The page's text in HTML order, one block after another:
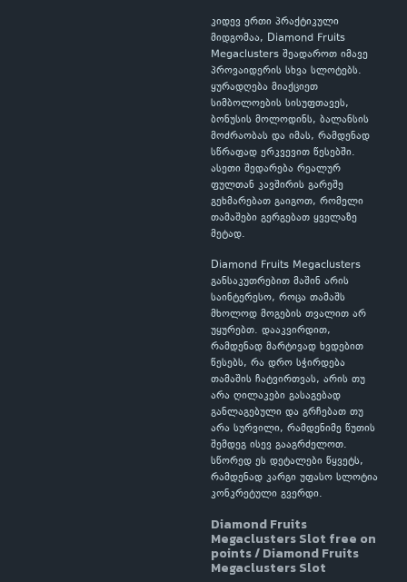
კიდევ ერთი პრაქტიკული
მიდგომაა, Diamond Fruits
Megaclusters შეადაროთ იმავე
პროვაიდერის სხვა სლოტებს.
ყურადღება მიაქციეთ
სიმბოლოების სისუფთავეს,
ბონუსის მოლოდინს, ბალანსის
მოძრაობას და იმას, რამდენად
სწრაფად ერკვევით წესებში.
ასეთი შედარება რეალურ
ფულთან კავშირის გარეშე
გეხმარებათ გაიგოთ, რომელი
თამაშები გერგებათ ყველაზე
მეტად.
Diamond Fruits Megaclusters
განსაკუთრებით მაშინ არის
საინტერესო, როცა თამაშს
მხოლოდ მოგების თვალით არ
უყურებთ. დააკვირდით,
რამდენად მარტივად ხვდებით
წესებს, რა დრო სჭირდება
თამაშის ჩატვირთვას, არის თუ
არა ღილაკები გასაგებად
განლაგებული და გრჩებათ თუ
არა სურვილი, რამდენიმე წუთის
შემდეგ ისევ გააგრძელოთ.
სწორედ ეს დეტალები წყვეტს,
რამდენად კარგი უფასო სლოტია
კონკრეტული გვერდი.
Diamond Fruits
Megaclusters Slot free on
points / Diamond Fruits
Megaclusters Slot